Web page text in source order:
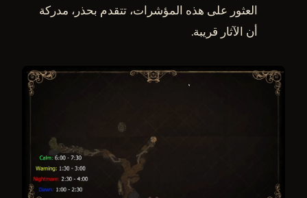
العثور على هذه المؤشرات، تتقدم بحذر، مدركة
أن الآثار قريبة.